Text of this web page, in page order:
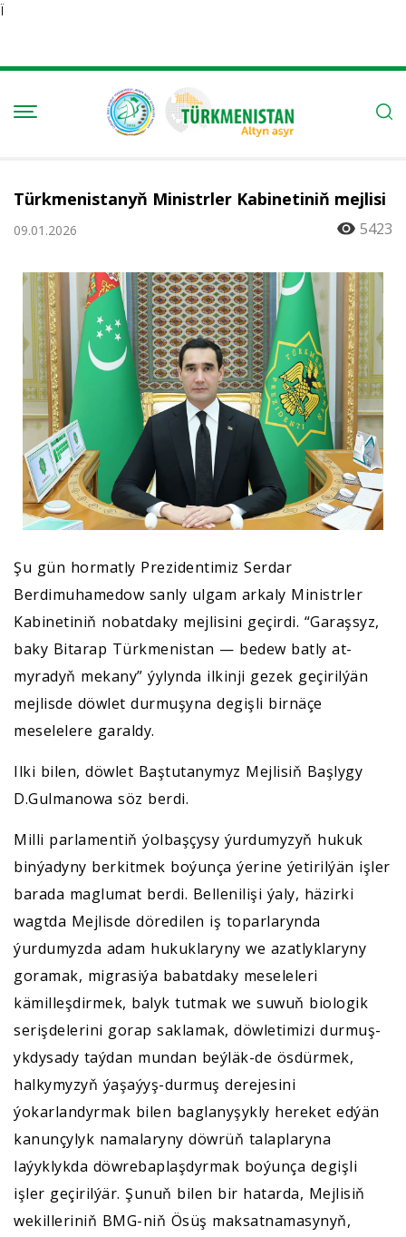
Ï
Türkmenistanyň Ministrler Kabinetiniň mejlisi
09.01.2026 5423
Şu gün hormatly Prezidentimiz Serdar
Berdimuhamedow sanly ulgam arkaly Ministrler
Kabinetiniň nobatdaky mejlisini geçirdi. “Garaşsyz,
baky Bitarap Türkmenistan — bedew batly at-
myradyň mekany” ýylynda ilkinji gezek geçirilýän
mejlisde döwlet durmuşyna degişli birnäçe
meselelere garaldy.
Ilki bilen, döwlet Baştutanymyz Mejlisiň Başlygy
D.Gulmanowa söz berdi.
Milli parlamentiň ýolbaşçysy ýurdumyzyň hukuk
binýadyny berkitmek boýunça ýerine ýetirilýän işler
barada maglumat berdi. Bellenilişi ýaly, häzirki
wagtda Mejlisde döredilen iş toparlarynda
ýurdumyzda adam hukuklaryny we azatlyklaryny
goramak, migrasiýa babatdaky meseleleri
kämilleşdirmek, balyk tutmak we suwuň biologik
serişdelerini gorap saklamak, döwletimizi durmuş-
ykdysady taýdan mundan beýläk-de ösdürmek,
halkymyzyň ýaşaýyş-durmuş derejesini
ýokarlandyrmak bilen baglanyşykly hereket edýän
kanunçylyk namalaryny döwrüň talaplaryna
laýyklykda döwrebaplaşdyrmak boýunça degişli
işler geçirilýär. Şunuň bilen bir hatarda, Mejlisiň
wekilleriniň BMG-niň Ösüş maksatnamasynyň,